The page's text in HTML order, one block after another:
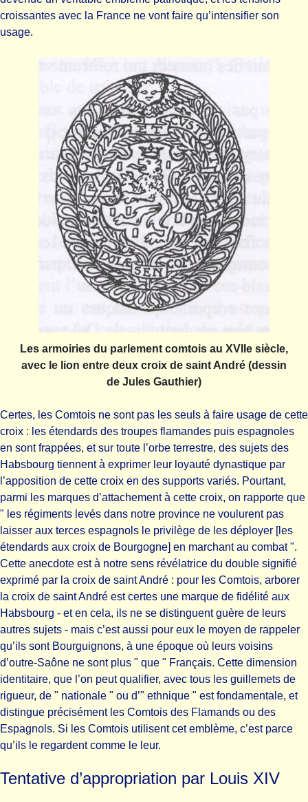
croissantes avec la France ne vont faire qu’intensifier son
usage.
Les armoiries du parlement comtois au XVIIe siècle,
avec le lion entre deux croix de saint André (dessin
de Jules Gauthier)
Certes, les Comtois ne sont pas les seuls à faire usage de cette
croix : les étendards des troupes flamandes puis espagnoles
en sont frappées, et sur toute l’orbe terrestre, des sujets des
Habsbourg tiennent à exprimer leur loyauté dynastique par
l’apposition de cette croix en des supports variés. Pourtant,
parmi les marques d’attachement à cette croix, on rapporte que
" les régiments levés dans notre province ne voulurent pas
laisser aux terces espagnols le privilège de les déployer [les
étendards aux croix de Bourgogne] en marchant au combat ".
Cette anecdote est à notre sens révélatrice du double signifié
exprimé par la croix de saint André : pour les Comtois, arborer
la croix de saint André est certes une marque de fidélité aux
Habsbourg - et en cela, ils ne se distinguent guère de leurs
autres sujets - mais c’est aussi pour eux le moyen de rappeler
qu’ils sont Bourguignons, à une époque où leurs voisins
d’outre-Saône ne sont plus " que " Français. Cette dimension
identitaire, que l’on peut qualifier, avec tous les guillemets de
rigueur, de " nationale " ou d’" ethnique " est fondamentale, et
distingue précisément les Comtois des Flamands ou des
Espagnols. Si les Comtois utilisent cet emblème, c’est parce
qu’ils le regardent comme le leur.
Tentative d’appropriation par Louis XIV